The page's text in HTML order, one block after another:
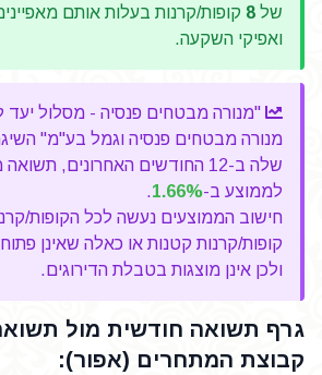
של 8 קופות/קרנות בעלות אותם
ואפיקי השקעה.
מנורה מבטחים פנסיה וגמל בע"מ"
שלה ב-12 החודשים האחרונים,
לממוצע ב-1.66%
.
חישוב הממוצעים נעשה לכל הקופות/
קופות/קרנות קטנות או כאלה שאינן
ולכן אינן מוצגות בטבלת הדירוגים.
גרף תשואה חודשית מול
קבוצת המתחרים (אפור):